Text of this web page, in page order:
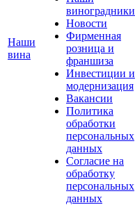
Наши
вина
виноградники
Новости
Фирменная
розница и
франшиза
Инвестиции и
модернизация
Вакансии
Политика
обработки
персональных
данных
Согласие на
обработку
персональных
данных